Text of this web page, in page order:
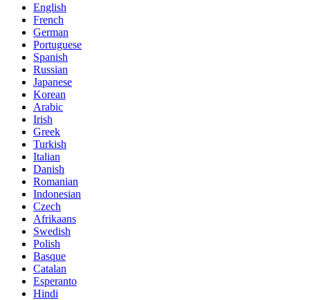
English
French
German
Portuguese
Spanish
Russian
Japanese
Korean
Arabic
Irish
Greek
Turkish
Italian
Danish
Romanian
Indonesian
Czech
Afrikaans
Swedish
Polish
Basque
Catalan
Esperanto
Hindi